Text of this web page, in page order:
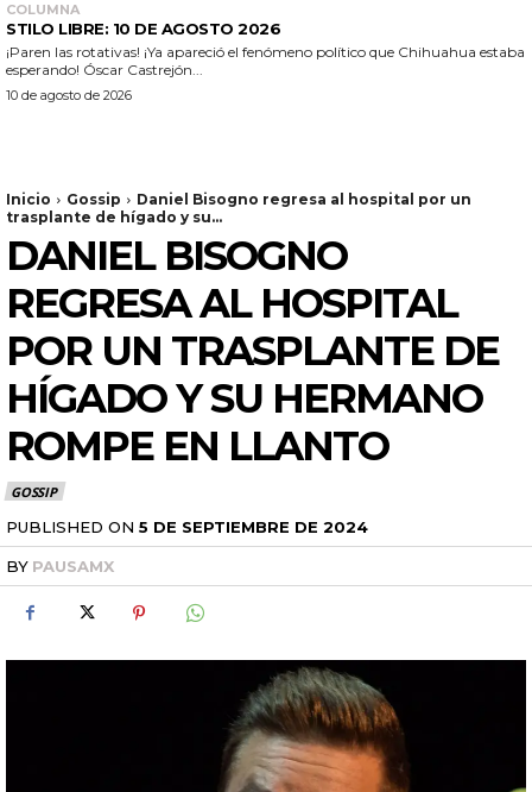
COLUMNA
STILO LIBRE: 10 DE AGOSTO 2026
¡Paren las rotativas! ¡Ya apareció el fenómeno político que Chihuahua estaba
esperando! Óscar Castrejón...
10 de agosto de 2026